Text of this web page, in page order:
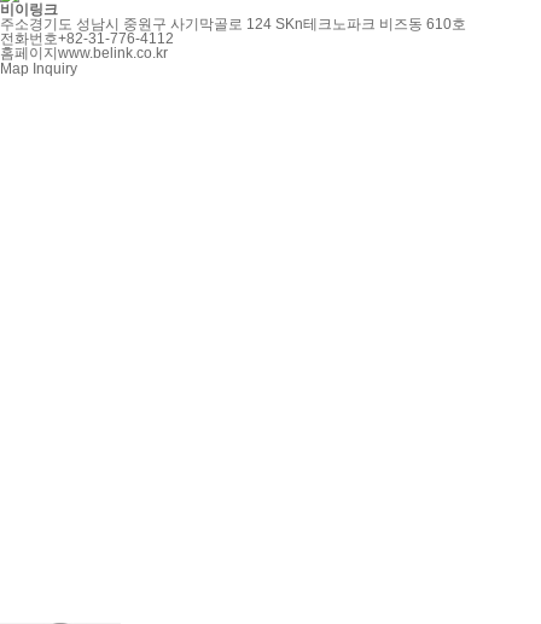
비이링크
주소경기도 성남시 중원구 사기막골로 124 SKn테크노파크 비즈동 610호
전화번호+82-31-776-4112
홈페이지 www.belink.co.kr
Map Inquiry